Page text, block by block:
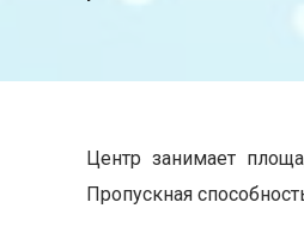
Центр занимает
Пропускная